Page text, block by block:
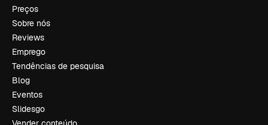
Preços
Sobre nós
Reviews
Emprego
Tendências de pesquisa
Blog
Eventos
Slidesgo